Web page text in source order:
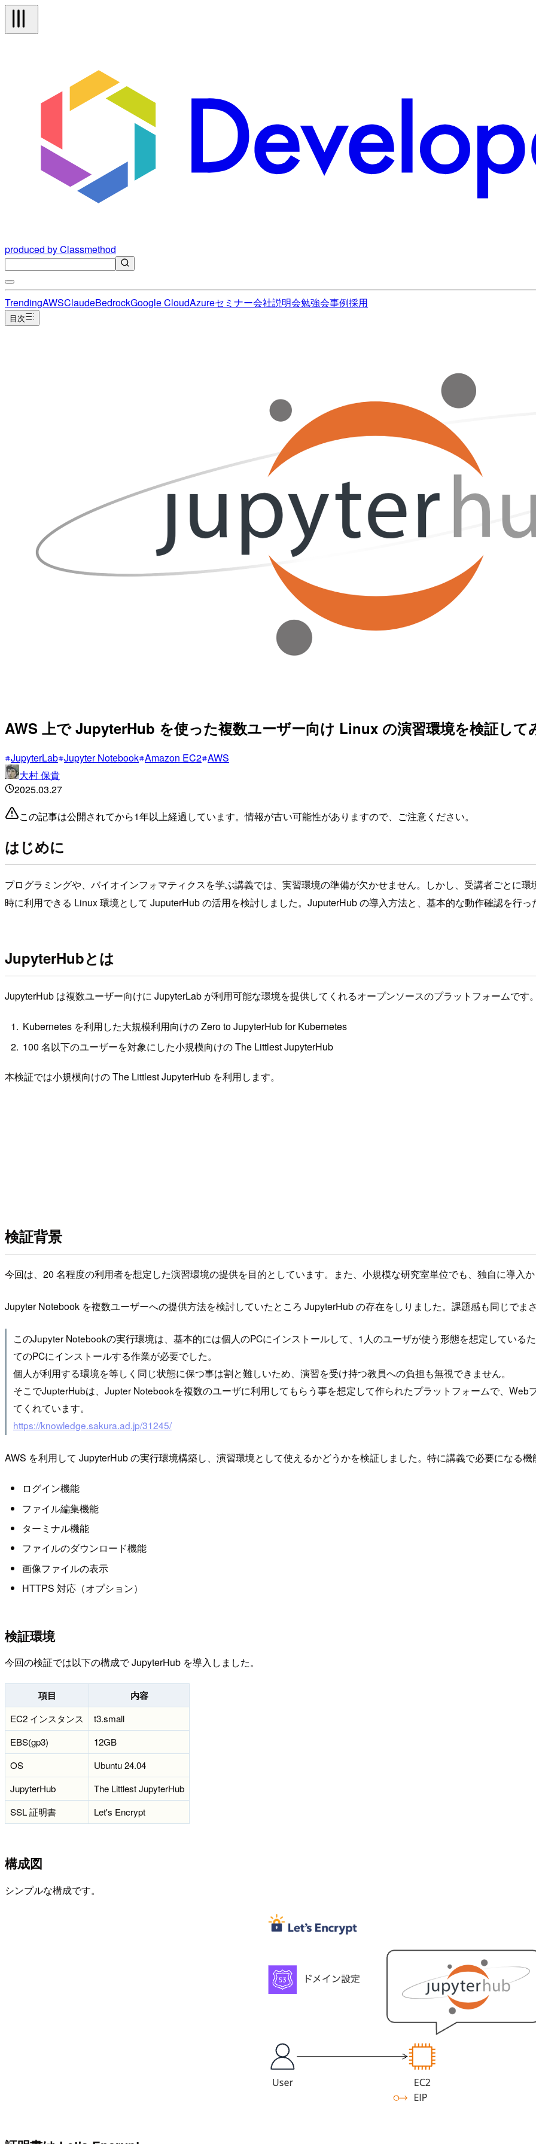
produced by Classmethod
TrendingAWSClaudeBedrockGoogle CloudAzureセミナー会社説明会勉強会事例採用
目次
AWS 上で JupyterHub を使った複数ユーザー向け Linux の演習環境を検証して
JupyterLab Jupyter Notebook Amazon EC2 AWS
大村 保貴
2025.03.27
この記事は公開されてから1年以上経過しています。情報が古い可能性がありますので、ご注意ください。
はじめに
プログラミングや、バイオインフォマティクスを学ぶ講義では、実習環境の準備が欠かせません。しかし、受講者ごとに
時に利用できる Linux 環境として JuputerHub の活用を検討しました。JuputerHub の導入方法と、基本的な動作確認を行
JupyterHubとは
JupyterHub は複数ユーザー向けに JupyterLab が利用可能な環境を提供してくれるオープンソースのプラットフォームで
Kubernetes を利用した大規模利用向けの Zero to JupyterHub for Kubernetes
100 名以下のユーザーを対象にした小規模向けの The Littlest JupyterHub
本検証では小規模向けの The Littlest JupyterHub を利用します。
検証背景
今回は、20 名程度の利用者を想定した演習環境の提供を目的としています。また、小規模な研究室単位でも、独自に導入
Jupyter Notebook を複数ユーザーへの提供方法を検討していたところ JupyterHub の存在をしりました。課題感も同じでま
このJupyter Notebookの実行環境は、基本的には個人のPCにインストールして、1人のユーザが使う形態を想定してい
てのPCにインストールする作業が必要でした。
個人が利用する環境を等しく同じ状態に保つ事は割と難しいため、演習を受け持つ教員への負担も無視できません。
そこでJupterHubは、Jupter Notebookを複数のユーザに利用してもらう事を想定して作られたプラットフォームで、
てくれています。
https://knowledge.sakura.ad.jp/31245/
AWS を利用して JupyterHub の実行環境構築し、演習環境として使えるかどうかを検証しました。特に講義で必要になる
ログイン機能
ファイル編集機能
ターミナル機能
ファイルのダウンロード機能
画像ファイルの表示
HTTPS 対応（オプション）
検証環境
今回の検証では以下の構成で JupyterHub を導入しました。
項目 内容
EC2 インスタンス
t3.small
EBS(gp3)
12GB
OS
Ubuntu 24.04
JupyterHub
The Littlest JupyterHub
SSL 証明書
Let's Encrypt
構成図
シンプルな構成です。